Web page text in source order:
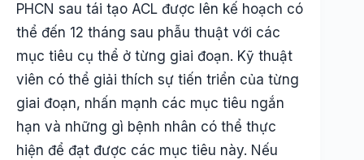
PHCN sau tái tạo ACL được lên kế hoạch có
thể đến 12 tháng sau phẫu thuật với các
mục tiêu cụ thể ở từng giai đoạn. Kỹ thuật
viên có thể giải thích sự tiến triển của từng
giai đoạn, nhấn mạnh các mục tiêu ngắn
hạn và những gì bệnh nhân có thể thực
hiện để đạt được các mục tiêu này. Nếu